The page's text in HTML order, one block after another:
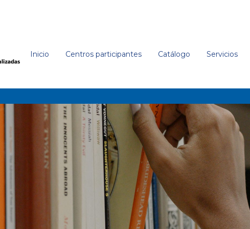
Inicio Centros participantes Catálogo Servicios